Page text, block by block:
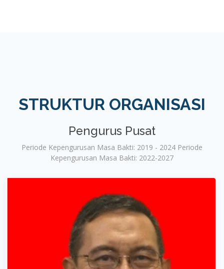
STRUKTUR ORGANISASI
Pengurus Pusat
Periode Kepengurusan Masa Bakti: 2019 - 2024 Periode
Kepengurusan Masa Bakti: 2022-2027